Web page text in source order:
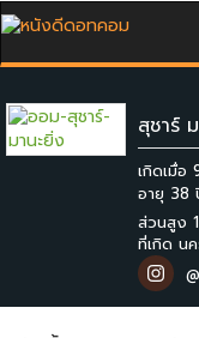
สุชาร์
เกิดเมื่อ
ส่วนสูง
ที่เกิด นค